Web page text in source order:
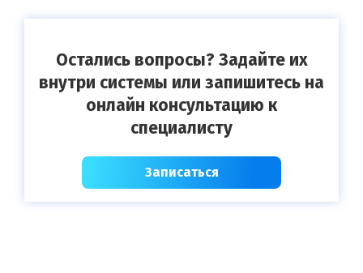
Остались вопросы? Задайте их
внутри системы или запишитесь на
онлайн консультацию к
специалисту
Записаться